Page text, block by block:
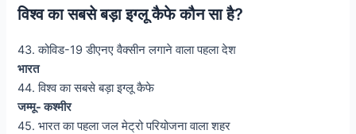
विश्व का सबसे बड़ा इग्लू कैफे कौन सा है?
43. कोविड-19 डीएनए वैक्सीन लगाने वाला पहला देश
भारत
44. विश्व का सबसे बड़ा इग्लू कैफे
जम्मू- कश्मीर
45. भारत का पहला जल मेट्रो परियोजना वाला शहर